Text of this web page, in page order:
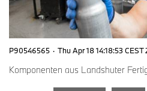
P90546565 · Thu Apr 18 14:18:53 CEST
Komponenten aus Landshuter